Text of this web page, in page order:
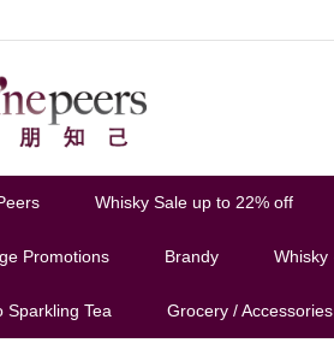
Whisky Sale up to 22% off
Promotions Brandy Whisky
Sparkling Tea Grocery / Accessories